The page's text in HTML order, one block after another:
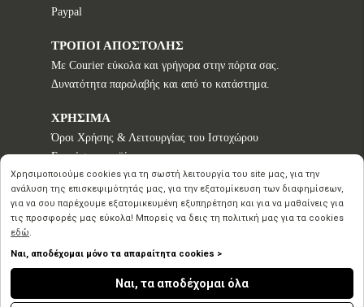
Paypal
ΤΡΟΠΟΙ ΑΠΟΣΤΟΛΗΣ
Με Courier εύκολα και γρήγορα στην πόρτα σας.
Δυνατότητα παραλαβής και από το κατάστημα.
ΧΡΗΣΙΜΑ
Όροι Χρήσης & Λειτουργίας του Ιστοχώρου
Εγγυήσεις προϊόντων
Τρόποι παραγγελίας
Πολιτική επιστροφών - Δικαίωμα Υπαναχώρησης
Προστασία Προσωπικών Δεδομένων
Copyright © 2020 2026
Inspirational Creationby Advisable
Χρησιμοποιούμε cookies για τη σωστή λειτουργία του site μας, για την
ανάλυση της επισκεψιμότητάς μας, για την εξατομίκευση των διαφημίσεων,
για να σου παρέχουμε εξατομικευμένη εξυπηρέτηση και για να μαθαίνεις για
τις προσφορές μας εύκολα! Μπορείς να δεις τη πολιτική μας για τα cookies
εδώ.
Ναι, αποδέχομαι μόνο τα απαραίτητα cookies >
Ναι, τα αποδέχομαι όλα